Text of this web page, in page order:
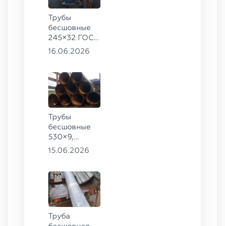
Трубы
бесшовные
245×32 ГОСТ
8732-78, ст.
16.06.2026
Трубы
бесшовные
530×9,
530×10 ст.
15.06.2026
Труба